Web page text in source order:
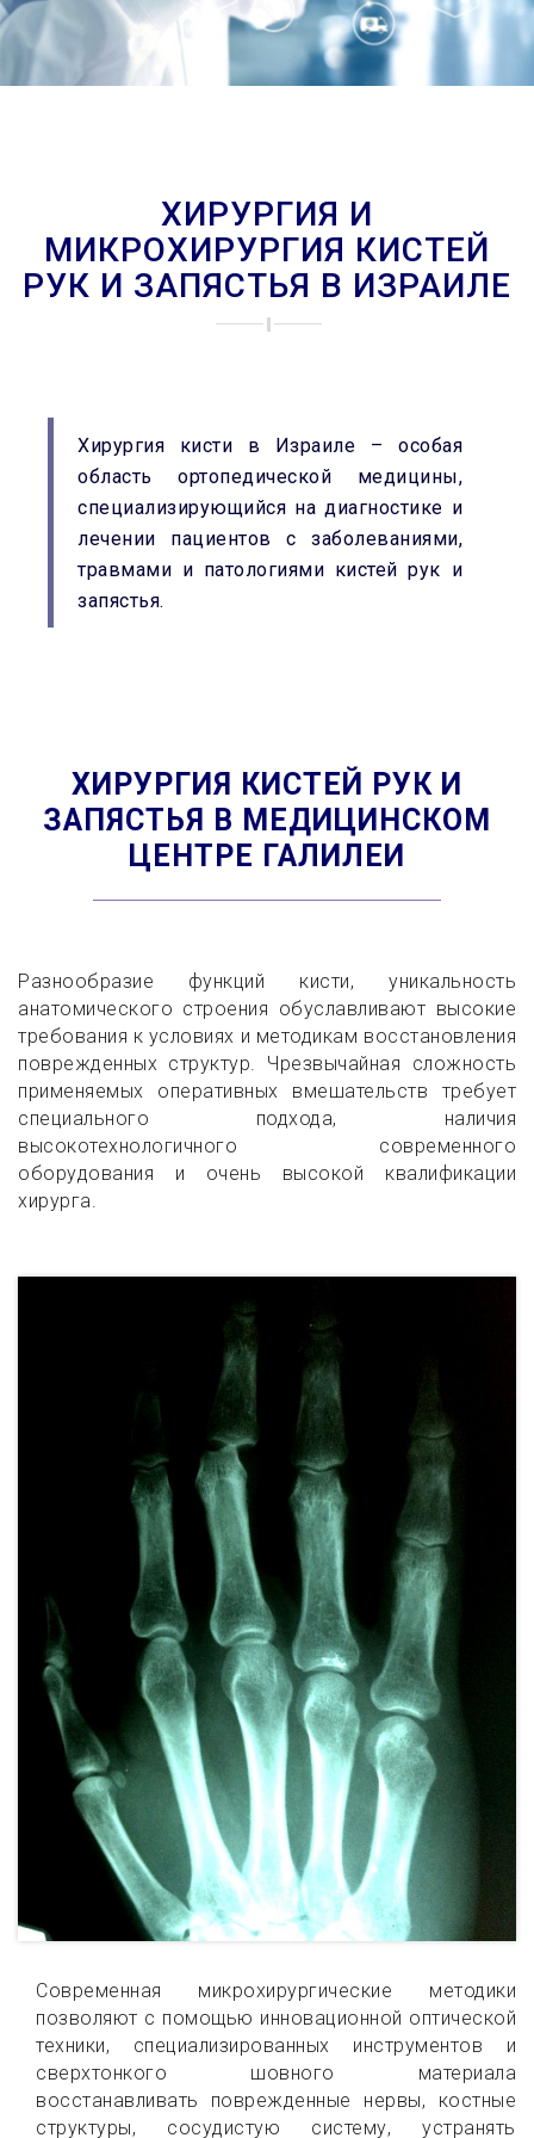
ХИРУРГИЯ И
МИКРОХИРУРГИЯ КИСТЕЙ
РУК И ЗАПЯСТЬЯ В ИЗРАИЛЕ
Хирургия кисти в Израиле – особая
область ортопедической медицины,
специализирующийся на диагностике и
лечении пациентов с заболеваниями,
травмами и патологиями кистей рук и
запястья.
ХИРУРГИЯ КИСТЕЙ РУК И
ЗАПЯСТЬЯ В МЕДИЦИНСКОМ
ЦЕНТРЕ ГАЛИЛЕИ
Разнообразие функций кисти, уникальность
анатомического строения обуславливают высокие
требования к условиях и методикам восстановления
поврежденных структур. Чрезвычайная сложность
применяемых оперативных вмешательств требует
специального подхода, наличия
высокотехнологичного современного
оборудования и очень высокой квалификации
хирурга.
Современная микрохирургические методики
позволяют с помощью инновационной оптической
техники, специализированных инструментов и
сверхтонкого шовного материала
восстанавливать поврежденные нервы, костные
структуры, сосудистую систему, устранять